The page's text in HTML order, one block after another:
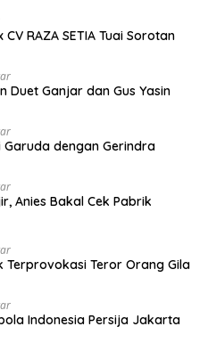
RAZA SETIA Tuai Sorotan
Duet Ganjar dan Gus Yasin
Garuda dengan Gerindra
Anies Bakal Cek Pabrik
Terprovokasi Teror Orang Gila
Indonesia Persija Jakarta